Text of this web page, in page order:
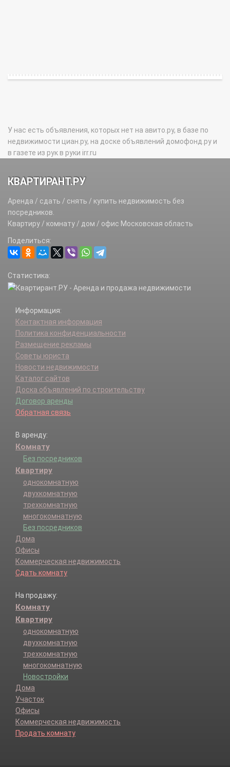
У нас есть объявления, которых нет на авито.ру, в базе по
недвижимости циан.ру, на доске объявлений домофонд.ру и
в газете из рук в руки irr.ru
КВАРТИРАНТ.РУ
Аренда / сдать / снять / купить недвижимость без
посредников.
Квартиру / комнату / дом / офис Московская область
Поделиться:
Статистика:
Информация:
Контактная информация
Политика конфиденциальности
Размещение рекламы
Советы юриста
Новости недвижимости
Каталог сайтов
Доска объявлений по строительству
Договор аренды
Обратная связь
В аренду:
Комнату
Без посредников
Квартиру
однокомнатную
двухкомнатную
трехкомнатную
многокомнатную
Без посредников
Дома
Офисы
Коммерческая недвижимость
Сдать комнату
На продажу:
Комнату
Квартиру
однокомнатную
двухкомнатную
трехкомнатную
многокомнатную
Новостройки
Дома
Участок
Офисы
Коммерческая недвижимость
Продать комнату